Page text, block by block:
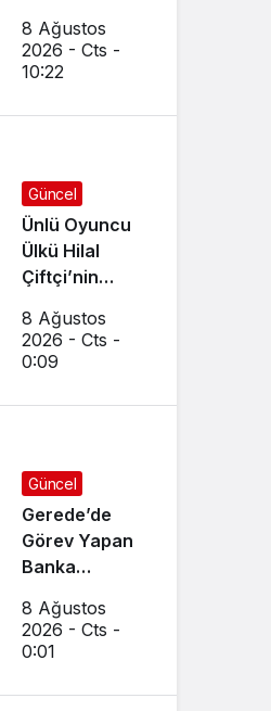
8 Ağustos
2026 - Cts -
10:22
Güncel
Ünlü Oyuncu
Ülkü Hilal
Çiftçi’nin
Bağlantısı
Ortaya Çıktı
8 Ağustos
2026 - Cts -
0:09
Güncel
Gerede’de
Görev Yapan
Banka
Hakkında Yeni
Karar
8 Ağustos
2026 - Cts -
0:01